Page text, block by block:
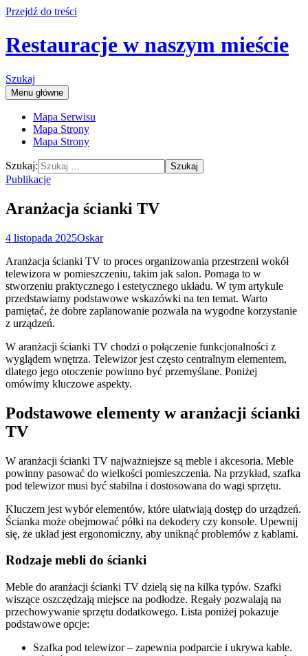
Przejdź do treści
Restauracje w naszym mieście
Szukaj
Menu główne
Mapa Serwisu
Mapa Strony
Mapa Strony
Szukaj:
Publikacje
Aranżacja ścianki TV
4 listopada 2025Oskar
Aranżacja ścianki TV to proces organizowania przestrzeni wokół
telewizora w pomieszczeniu, takim jak salon. Pomaga to w
stworzeniu praktycznego i estetycznego układu. W tym artykule
przedstawiamy podstawowe wskazówki na ten temat. Warto
pamiętać, że dobre zaplanowanie pozwala na wygodne korzystanie
z urządzeń.
W aranżacji ścianki TV chodzi o połączenie funkcjonalności z
wyglądem wnętrza. Telewizor jest często centralnym elementem,
dlatego jego otoczenie powinno być przemyślane. Poniżej
omówimy kluczowe aspekty.
Podstawowe elementy w aranżacji ścianki
TV
W aranżacji ścianki TV najważniejsze są meble i akcesoria. Meble
powinny pasować do wielkości pomieszczenia. Na przykład, szafka
pod telewizor musi być stabilna i dostosowana do wagi sprzętu.
Kluczem jest wybór elementów, które ułatwiają dostęp do urządzeń.
Ścianka może obejmować półki na dekodery czy konsole. Upewnij
się, że układ jest ergonomiczny, aby uniknąć problemów z kablami.
Rodzaje mebli do ścianki
Meble do aranżacji ścianki TV dzielą się na kilka typów. Szafki
wiszące oszczędzają miejsce na podłodze. Regały pozwalają na
przechowywanie sprzętu dodatkowego. Lista poniżej pokazuje
podstawowe opcje:
Szafka pod telewizor – zapewnia podparcie i ukrywa kable.